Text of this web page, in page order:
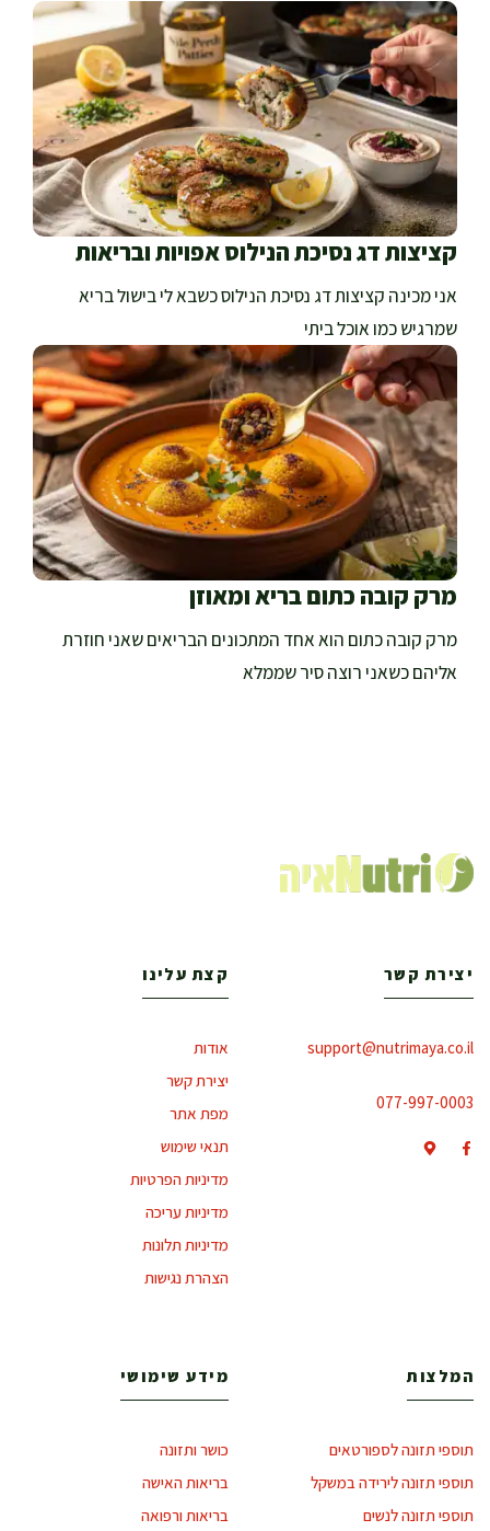
קציצות דג נסיכת הנילוס אפויות ובריאות
אני מכינה קציצות דג נסיכת הנילוס כשבא לי בישול בריא
שמרגיש כמו אוכל ביתי
מרק קובה כתום בריא ומאוזן
מרק קובה כתום הוא אחד המתכונים הבריאים שאני חוזרת
אליהם כשאני רוצה סיר שממלא
יצירת קשר
support@nutrimaya.co.il
077-997-0003
קצת עלינו
אודות
יצירת קשר
מפת אתר
תנאי שימוש
מדיניות הפרטיות
מדיניות עריכה
מדיניות תלונות
הצהרת נגישות
המלצות
תוספי תזונה לספורטאים
תוספי תזונה לירידה במשקל
תוספי תזונה לנשים
מידע שימושי
כושר ותזונה
בריאות האישה
בריאות ורפואה